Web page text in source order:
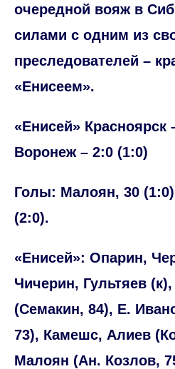
очередной вояж в
силами с одним из
преследователей –
«Енисеем».
«Енисей» Красноярск
Воронеж – 2:0 (1:0)
Голы: Малоян, 30
(2:0).
«Енисей»: Опарин,
Чичерин, Гультяев
(Семакин, 84), Е.
73), Камешс, Алиев
Малоян (Ан. Козлов,